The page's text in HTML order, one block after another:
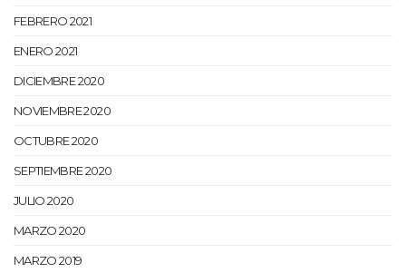
FEBRERO 2021
ENERO 2021
DICIEMBRE 2020
NOVIEMBRE 2020
OCTUBRE 2020
SEPTIEMBRE 2020
JULIO 2020
MARZO 2020
MARZO 2019